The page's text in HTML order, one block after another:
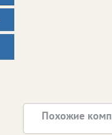
Похожие